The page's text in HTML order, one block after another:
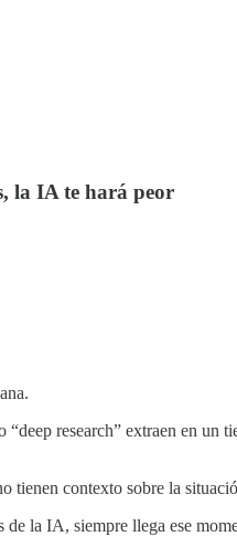
la IA te hará peor
research” extraen en
tienen contexto sobre la
de la IA, siempre llega ese